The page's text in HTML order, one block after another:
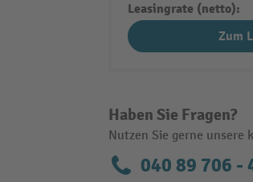
Haben Sie Fragen?
Nutzen Sie gerne unsere
040 89 706 -
Leasingrate (netto):
Zum